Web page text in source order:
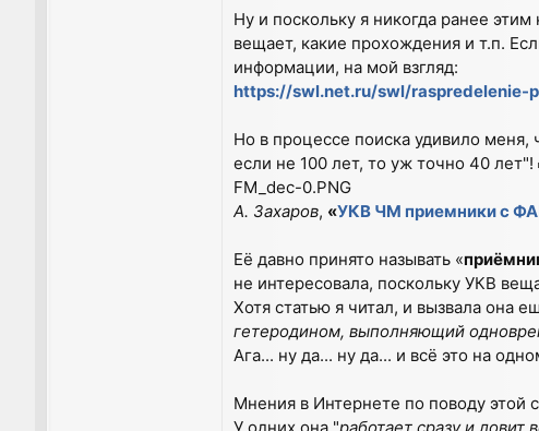
Ну и поскольку я никогда ранее
вещает, какие прохождения и т.п.
информации, на мой взгляд:
https://swl.net.ru/swl/raspredelenie-
Но в процессе поиска удивило меня,
если не 100 лет, то уж точно 40 лет"!
FM_dec-0.PNG
А. Захаров, «УКВ ЧМ приемники с
Её давно принято называть «
не интересовала, поскольку УКВ
Хотя статью я читал, и вызвала она
гетеродином, выполняющий
Ага... ну да... ну да... и всё это на
Мнения в Интернете по поводу этой
У одних она "работает сразу и ловит